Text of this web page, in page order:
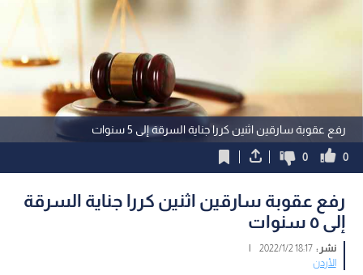
رفع عقوبة سارقين اثنين كررا جناية السرقة إلى 5 سنوات
0
0
رفع عقوبة سارقين اثنين كررا جناية السرقة
إلى ٥ سنوات
نشر :18:17 2022/1/2
|
الأردن